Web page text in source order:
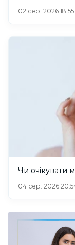
02 сер. 2026 18:55
Чи очікувати
04 сер. 2026